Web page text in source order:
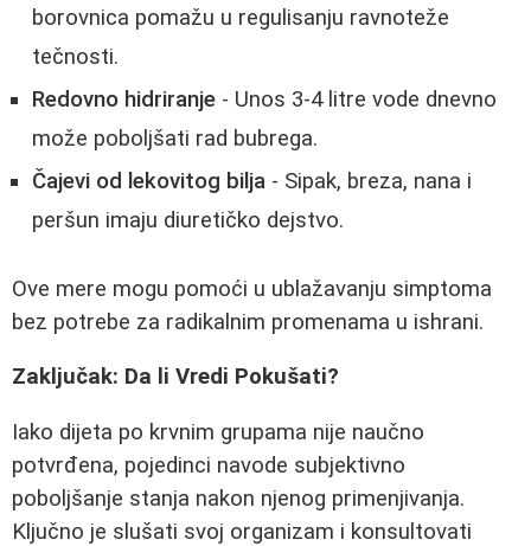
borovnica pomažu u regulisanju ravnoteže
tečnosti.
Redovno hidriranje - Unos 3-4 litre vode dnevno
može poboljšati rad bubrega.
Čajevi od lekovitog bilja - Sipak, breza, nana i
peršun imaju diuretičko dejstvo.
Ove mere mogu pomoći u ublažavanju simptoma
bez potrebe za radikalnim promenama u ishrani.
Zaključak: Da li Vredi Pokušati?
Iako dijeta po krvnim grupama nije naučno
potvrđena, pojedinci navode subjektivno
poboljšanje stanja nakon njenog primenjivanja.
Ključno je slušati svoj organizam i konsultovati